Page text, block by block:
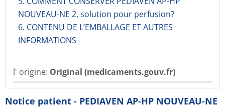
NOUVEAU-NE 2, solution pour perfusion?
6. CONTENU DE L’EMBALLAGE ET AUTRES
INFORMATIONS
l' origine: Original (medicaments.gouv.fr)
Notice patient - PEDIAVEN AP-HP NOUVEAU-NE